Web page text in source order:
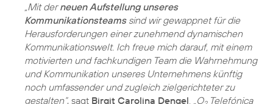
„Mit derneuen Aufstellung unseres
Kommunikationsteamssind wir gewappnet für die
Herausforderungen einer zunehmend dynamischen
Kommunikationswelt. Ich freue mich darauf, mit einem
motivierten und fachkundigen Team die Wahrnehmung
und Kommunikation unseres Unternehmens künftig
noch umfassender und zugleich zielgerichteter zu
gestalten“, sagt Birgit Carolina Dengel. „O Telefónica